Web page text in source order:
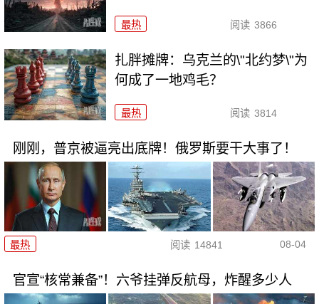
最热 阅读 3866
扎胖摊牌：乌克兰的\"北约梦\"为
何成了一地鸡毛？
最热 阅读 3814
刚刚，普京被逼亮出底牌！俄罗斯要干大事了！
最热 阅读 14841 08-04
官宣“核常兼备”！六爷挂弹反航母，炸醒多少人